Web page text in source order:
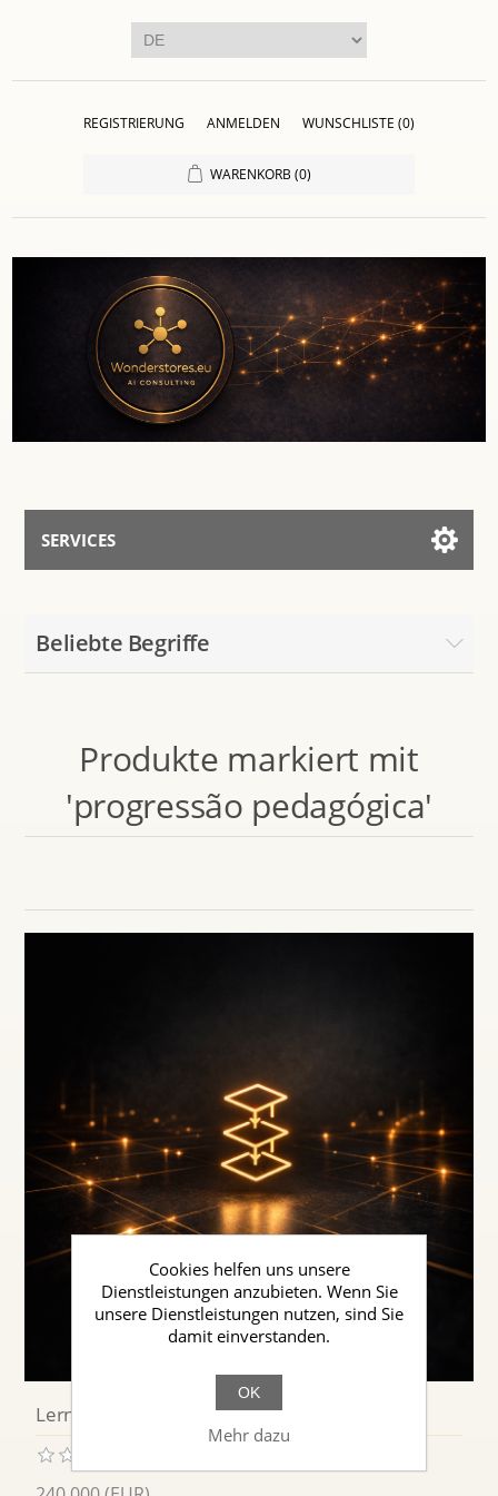
REGISTRIERUNG ANMELDEN WUNSCHLISTE (0)
WARENKORB (0)
SERVICES
Mit dem Assistenten sprechen
Beliebte Begriffe
Produkte markiert mit
'progressão pedagógica'
Lerninstanzen & Kurse
Cookies helfen uns unsere
Dienstleistungen anzubieten. Wenn Sie
unsere Dienstleistungen nutzen, sind Sie
damit einverstanden.
OK
Mehr dazu